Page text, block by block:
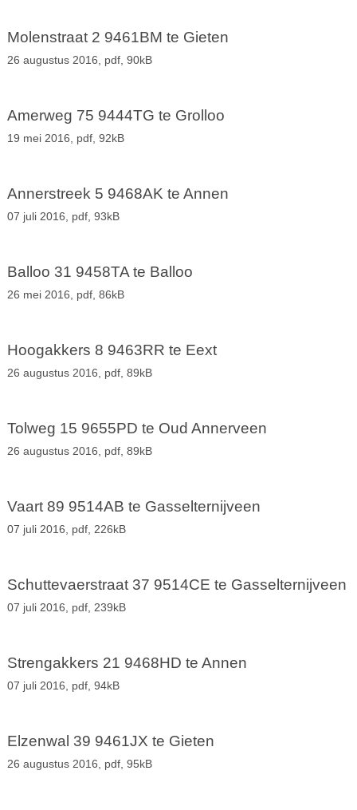
Molenstraat 2 9461BM te Gieten
26 augustus 2016, pdf, 90kB
Amerweg 75 9444TG te Grolloo
19 mei 2016, pdf, 92kB
Annerstreek 5 9468AK te Annen
07 juli 2016, pdf, 93kB
Balloo 31 9458TA te Balloo
26 mei 2016, pdf, 86kB
Hoogakkers 8 9463RR te Eext
26 augustus 2016, pdf, 89kB
Tolweg 15 9655PD te Oud Annerveen
26 augustus 2016, pdf, 89kB
Vaart 89 9514AB te Gasselternijveen
07 juli 2016, pdf, 226kB
Schuttevaerstraat 37 9514CE te Gasselternijveen
07 juli 2016, pdf, 239kB
Strengakkers 21 9468HD te Annen
07 juli 2016, pdf, 94kB
Elzenwal 39 9461JX te Gieten
26 augustus 2016, pdf, 95kB